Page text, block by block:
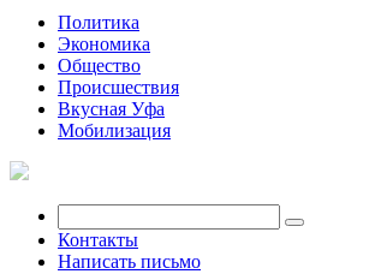
Политика
Экономика
Общество
Происшествия
Вкусная Уфа
Мобилизация
Контакты
Написать письмо